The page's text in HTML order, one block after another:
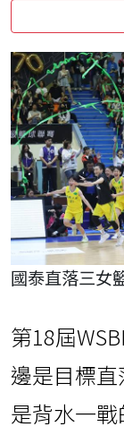
國泰直落三女
第18屆
邊是目標
是背水一